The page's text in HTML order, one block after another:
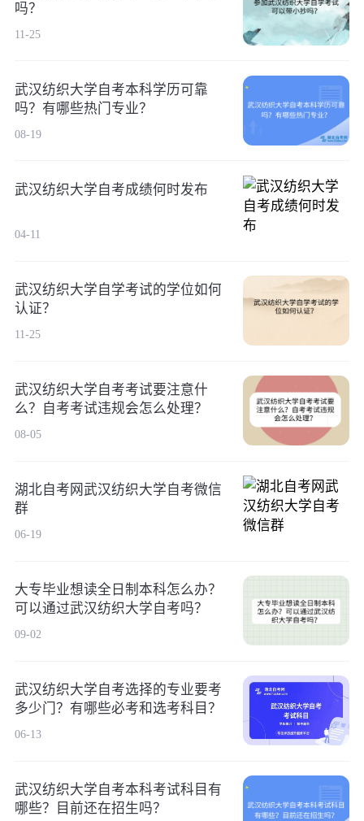
吗？
11-25
武汉纺织大学自考本科学历可靠
吗？有哪些热门专业？
08-19
武汉纺织大学自考成绩何时发布
04-11
武汉纺织大学自学考试的学位如何
认证？
11-25
武汉纺织大学自考考试要注意什
么？自考考试违规会怎么处理？
08-05
湖北自考网武汉纺织大学自考微信
群
06-19
大专毕业想读全日制本科怎么办？
可以通过武汉纺织大学自考吗？
09-02
武汉纺织大学自考选择的专业要考
多少门？有哪些必考和选考科目？
06-13
武汉纺织大学自考本科考试科目有
哪些？目前还在招生吗？